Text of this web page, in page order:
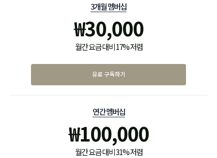
3개월 멤버십
₩30,000
월간 요금 대비 17% 저렴
유료 구독하기
연간 멤버십
₩100,000
월간 요금 대비 31% 저렴